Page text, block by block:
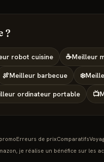
?
robot cuisine ☕Meilleur
🍖Meilleur barbecue ❄️
ordinateur portable 📺
Erreurs de prixComparatifs
je réalise un bénéfice sur les